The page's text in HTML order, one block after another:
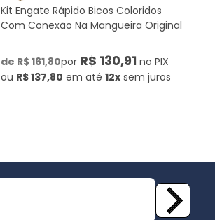
Kit Engate Rápido Bicos Coloridos
Com Conexão Na Mangueira Original
de R$ 161,80por R$ 130,91 no PIX
ou R$ 137,80 em até 12x sem juros